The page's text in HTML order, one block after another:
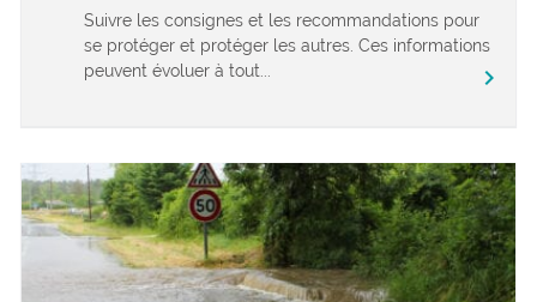
Suivre les consignes et les recommandations pour
se protéger et protéger les autres. Ces informations
peuvent évoluer à tout...
chevron_right